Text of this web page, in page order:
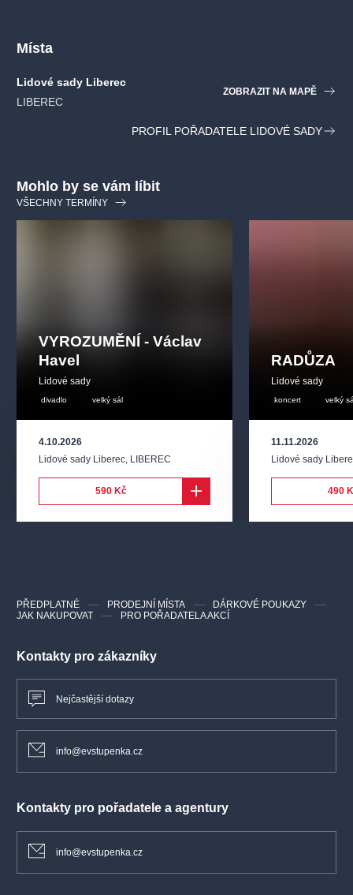
Místa
Lidové sady Liberec
LIBEREC
ZOBRAZIT NA MAPĚ
PROFIL POŘADATELE LIDOVÉ SADY
Mohlo by se vám líbit
VŠECHNY TERMÍNY
VYROZUMĚNÍ - Václav
Havel
Lidové sady
divadlo velký sál
4.10.2026
Lidové sady Liberec LIBEREC
590 Kč
RADŮZA
Lidové sady
koncert velký
11.11.2026
Lidové sady
490
Kontakty pro zákazníky
Nejčastější dotazy
info@evstupenka.cz
Kontakty pro pořadatele a agentury
info@evstupenka.cz
PŘEDPLATNÉ PRODEJNÍ MÍSTA
DÁRKOVÉ POUKAZY
JAK NAKUPOVAT
PRO POŘADATELA AKCÍ